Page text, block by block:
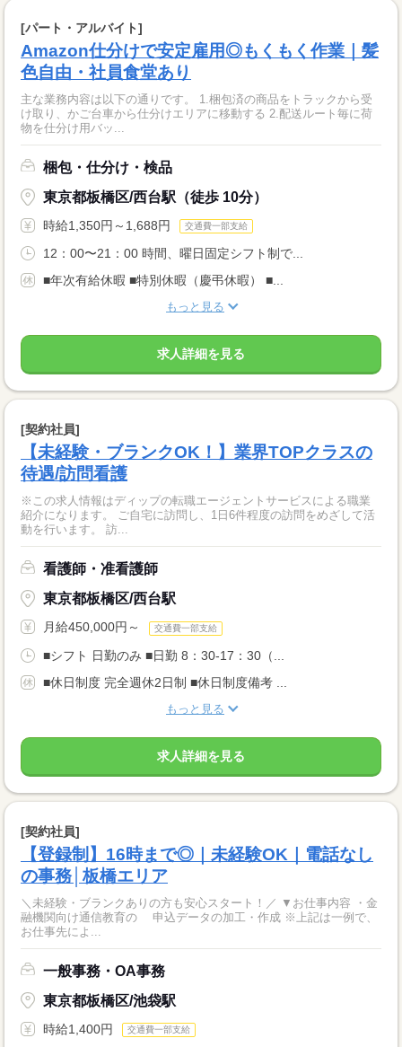
[パート・アルバイト]
Amazon仕分けで安定雇用◎もくもく作業｜髪
色自由・社員食堂あり
主な業務内容は以下の通りです。 1.梱包済の商品をトラックから受
け取り、かご台車から仕分けエリアに移動する 2.配送ルート毎に荷
物を仕分け用バッ...
梱包・仕分け・検品
東京都板橋区/西台駅（徒歩 10分）
時給1,350円～1,688円 交通費一部支給
12：00〜21：00 時間、曜日固定シフト制で...
■年次有給休暇 ■特別休暇（慶弔休暇） ■...
もっと見る
求人詳細を見る
[契約社員]
【未経験・ブランクOK！】業界TOPクラスの
待遇/訪問看護
※この求人情報はディップの転職エージェントサービスによる職業
紹介になります。 ご自宅に訪問し、1日6件程度の訪問をめざして活
動を行います。 訪...
看護師・准看護師
東京都板橋区/西台駅
月給450,000円～ 交通費一部支給
■シフト 日勤のみ ■日勤 8：30-17：30（...
■休日制度 完全週休2日制 ■休日制度備考 ...
もっと見る
求人詳細を見る
[契約社員]
【登録制】16時まで◎｜未経験OK｜電話なし
の事務│板橋エリア
＼未経験・ブランクありの方も安心スタート！／ ▼お仕事内容 ・金
融機関向け通信教育の 申込データの加工・作成 ※上記は一例で、
お仕事先によ...
一般事務・OA事務
東京都板橋区/池袋駅
時給1,400円 交通費一部支給